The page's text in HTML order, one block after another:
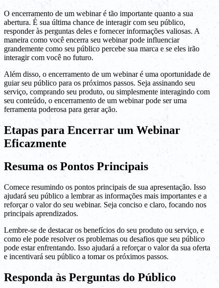
O encerramento de um webinar é tão importante quanto a sua
abertura. É sua última chance de interagir com seu público,
responder às perguntas deles e fornecer informações valiosas. A
maneira como você encerra seu webinar pode influenciar
grandemente como seu público percebe sua marca e se eles irão
interagir com você no futuro.
Além disso, o encerramento de um webinar é uma oportunidade de
guiar seu público para os próximos passos. Seja assinando seu
serviço, comprando seu produto, ou simplesmente interagindo com
seu conteúdo, o encerramento de um webinar pode ser uma
ferramenta poderosa para gerar ação.
Etapas para Encerrar um Webinar
Eficazmente
Resuma os Pontos Principais
Comece resumindo os pontos principais de sua apresentação. Isso
ajudará seu público a lembrar as informações mais importantes e a
reforçar o valor do seu webinar. Seja conciso e claro, focando nos
principais aprendizados.
Lembre-se de destacar os benefícios do seu produto ou serviço, e
como ele pode resolver os problemas ou desafios que seu público
pode estar enfrentando. Isso ajudará a reforçar o valor da sua oferta
e incentivará seu público a tomar os próximos passos.
Responda às Perguntas do Público